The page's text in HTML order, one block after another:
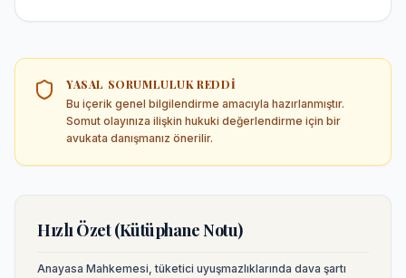
YASAL SORUMLULUK REDDI
Bu içerik genel bilgilendirme amacıyla hazırlanmıştır.
Somut olayınıza ilişkin hukuki değerlendirme için bir
avukata danışmanız önerilir.
Hızlı Özet (Kütüphane Notu)
Anayasa Mahkemesi, tüketici uyuşmazlıklarında dava şartı